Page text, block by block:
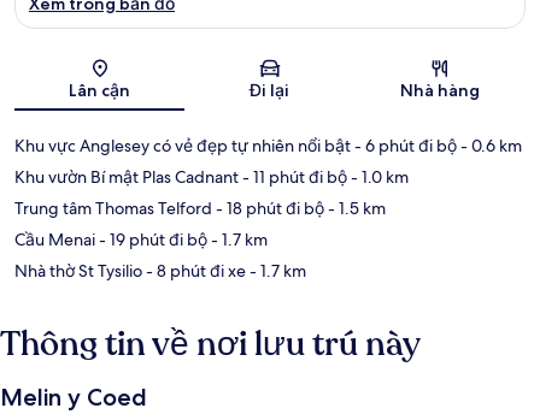
Bản đồ
Lân cận Đi lại Nhà hàng
Khu vực Anglesey có vẻ đẹp tự nhiên nổi bật- 6 phút đi bộ- 0.6 km
Khu vườn Bí mật Plas Cadnant- 11 phút đi bộ- 1.0 km
Trung tâm Thomas Telford - 18 phút đi bộ- 1.5 km
Cầu Menai- 19 phút đi bộ- 1.7 km
Nhà thờ St Tysilio- 8 phút đi xe- 1.7 km
Thông tin về nơi lưu trú này
Melin y Coed